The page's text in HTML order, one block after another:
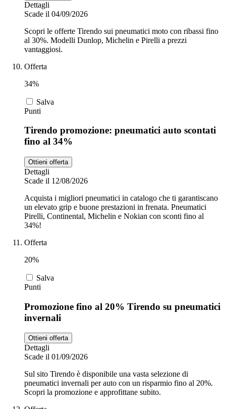
Dettagli
Scade il 04/09/2026
Scopri le offerte Tirendo sui pneumatici moto con ribassi fino
al 30%. Modelli Dunlop, Michelin e Pirelli a prezzi
vantaggiosi.
Offerta
34%
Salva
Punti
Tirendo promozione: pneumatici auto scontati
fino al 34%
Ottieni offerta
Dettagli
Scade il 12/08/2026
Acquista i migliori pneumatici in catalogo che ti garantiscano
un elevato grip e buone prestazioni in frenata. Pneumatici
Pirelli, Continental, Michelin e Nokian con sconti fino al
34%!
Offerta
20%
Salva
Punti
Promozione fino al 20% Tirendo su pneumatici
invernali
Ottieni offerta
Dettagli
Scade il 01/09/2026
Sul sito Tirendo è disponibile una vasta selezione di
pneumatici invernali per auto con un risparmio fino al 20%.
Scopri la promozione e approfittane subito.